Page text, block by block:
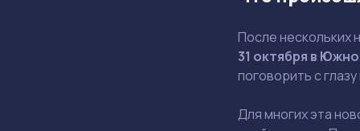
После нескольких
31 октября в
поговорить с глазу
Для многих эта